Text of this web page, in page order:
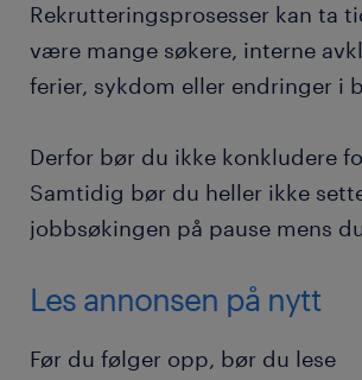
Rekrutteringsprosesser kan ta
være mange søkere, interne
ferier, sykdom eller endringer i
Derfor bør du ikke konkludere
Samtidig bør du heller ikke
jobbsøkingen på pause mens
Les annonsen på nytt
Før du følger opp, bør du lese